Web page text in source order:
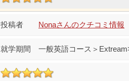
Nonaさんのクチコミ情報
一般英語コース＞